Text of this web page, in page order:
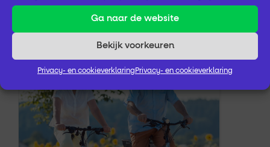
Ga naar de website
Bekijk voorkeuren
Privacy- en cookieverklaring Privacy- en cookieverklaring